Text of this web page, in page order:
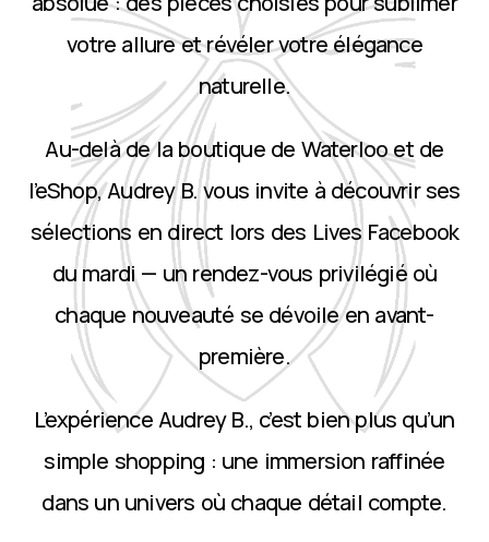
votre allure et révéler votre élégance
naturelle.
Au-delà de la boutique de Waterloo et de
l’eShop, Audrey B. vous invite à découvrir ses
sélections en direct lors des Lives Facebook
du mardi — un rendez-vous privilégié où
chaque nouveauté se dévoile en avant-
première.
L’expérience Audrey B., c’est bien plus qu’un
simple shopping : une immersion raffinée
dans un univers où chaque détail compte.